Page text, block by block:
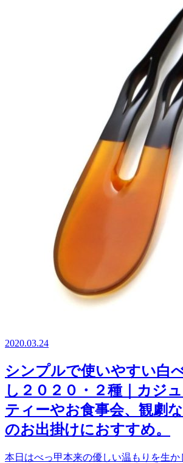
2020.03.24
シンプルで使いやすい白
し２０２０・２種｜カジ
ティーやお食事会、観劇
のお出掛けにおすすめ。
本日はべっ甲本来の優しい温もりを生